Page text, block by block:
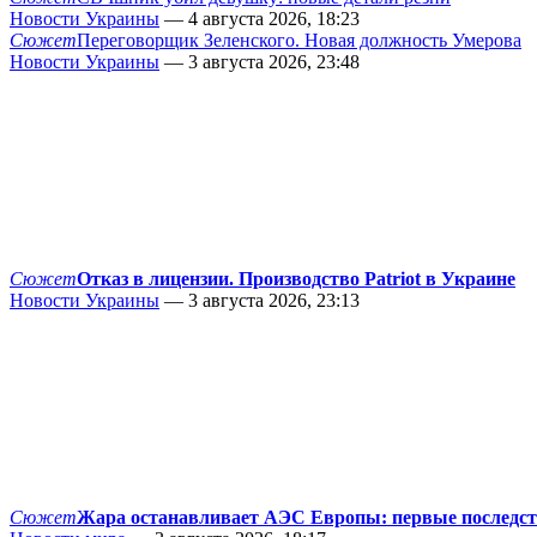
Новости Украины — 4 августа 2026, 18:23
СюжетПереговорщик Зеленского. Новая должность Умерова
Новости Украины — 3 августа 2026, 23:48
СюжетОтказ в лицензии. Производство Patriot в Украине
Новости Украины — 3 августа 2026, 23:13
СюжетЖара останавливает АЭС Европы: первые